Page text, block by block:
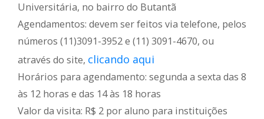
Universitária, no bairro do Butantã
Agendamentos: devem ser feitos via telefone, pelos
números (11)3091-3952 e (11) 3091-4670, ou
através do site, clicando aqui
Horários para agendamento: segunda a sexta das 8
às 12 horas e das 14 às 18 horas
Valor da visita: R$ 2 por aluno para instituições